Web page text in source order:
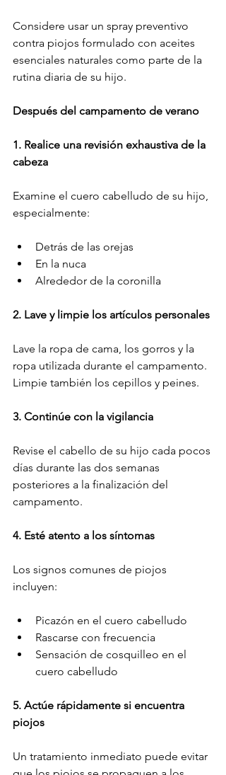
Considere usar un spray preventivo
contra piojos formulado con aceites
esenciales naturales como parte de la
rutina diaria de su hijo.
Después del campamento de verano
1. Realice una revisión exhaustiva de la
cabeza
Examine el cuero cabelludo de su hijo,
especialmente:
Detrás de las orejas
En la nuca
Alrededor de la coronilla
2. Lave y limpie los artículos personales
Lave la ropa de cama, los gorros y la
ropa utilizada durante el campamento.
Limpie también los cepillos y peines.
3. Continúe con la vigilancia
Revise el cabello de su hijo cada pocos
días durante las dos semanas
posteriores a la finalización del
campamento.
4. Esté atento a los síntomas
Los signos comunes de piojos
incluyen:
Picazón en el cuero cabelludo
Rascarse con frecuencia
Sensación de cosquilleo en el
cuero cabelludo
5. Actúe rápidamente si encuentra
piojos
Un tratamiento inmediato puede evitar